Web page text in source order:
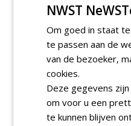
plaatsen via zijn
Plaats een gratis
NWST
Om goed in staat
te passen aan de
van de bezoeker,
cookies.
Deze gegevens
om voor u een
te kunnen blijven